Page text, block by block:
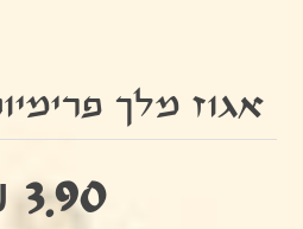
אגוז מלך פרימיום -
3.90